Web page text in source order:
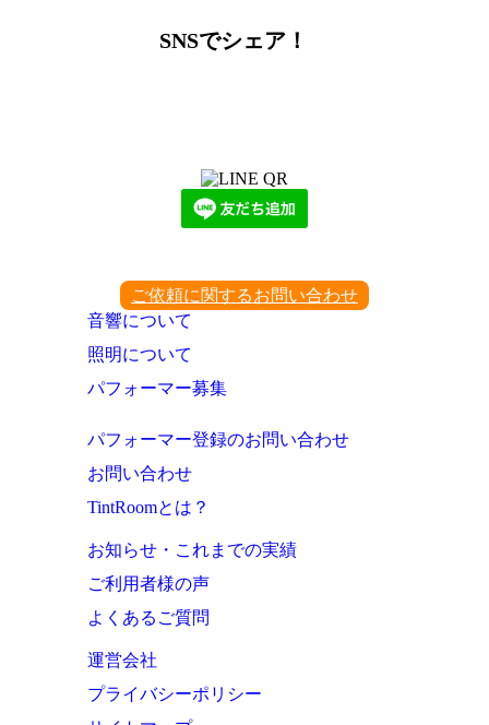
SNSでシェア！
ご依頼に関するお問い合わせ
音響について
照明について
パフォーマー募集
パフォーマー登録のお問い合わせ
お問い合わせ
TintRoomとは？
お知らせ・これまでの実績
ご利用者様の声
よくあるご質問
運営会社
プライバシーポリシー